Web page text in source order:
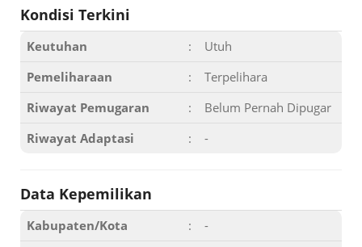
Kondisi Terkini
Keutuhan :
Utuh
Pemeliharaan
:
Terpelihara
Riwayat Pemugaran
:
Belum Pernah Dipugar
Riwayat Adaptasi
: -
Data Kepemilikan
Kabupaten/Kota :
-